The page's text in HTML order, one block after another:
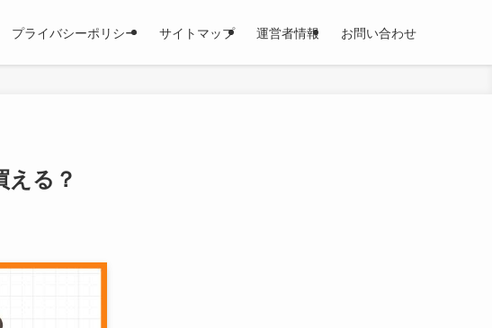
プライバシーポリシー サイトマップ 運営者情報 お問い合わせ
る？